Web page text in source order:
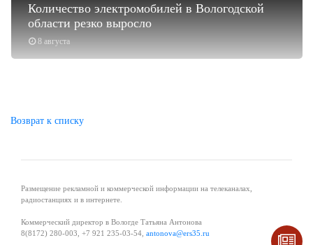
8 августа
Количество электромобилей в Вологодской
области резко выросло
Возврат к списку
Размещение рекламной и коммерческой информации на телеканалах,
радиостанциях и в интернете.
Коммерческий директор в Вологде Татьяна Антонова
8(8172) 280-003, +7 921 235-03-54, antonova@ers35.ru